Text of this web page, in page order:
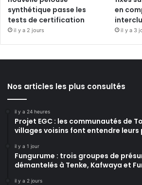
synthétique passe les
tests de certification
il y a 2 jours
en
il y a 3
Nos articles les plus consultés
il y a 24 heures
Projet EGC : les communautés de
villages voisins font entendre
il y a 1 jour
Fungurume : trois groupes de
démantelés à Tenke, Kafwaya et
il y a 2 jours